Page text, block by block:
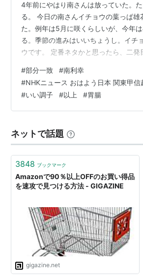
4年前にやはり南さんは放っていた。
る。 今日の南さんイチョウの葉っぱ雄
た。例年は5月に咲くらしいが、今年
る。季節の進みはいいちょうし。イチ
ウです。 定番ネタかと思ったら、二発
ね、胃腸がらみ、もとい、イチョウ絡
校の校章はイチョウがモチーフである
#部分一致 #南利幸
#NHKニュース おはよう日本 関東甲信
#いい調子 #以上 #胃腸
ネットで話題
3848 ブックマーク
Amazonで90％以上OFFのお買い得品
を速攻で見つける方法 - GIGAZINE
gigazine.net